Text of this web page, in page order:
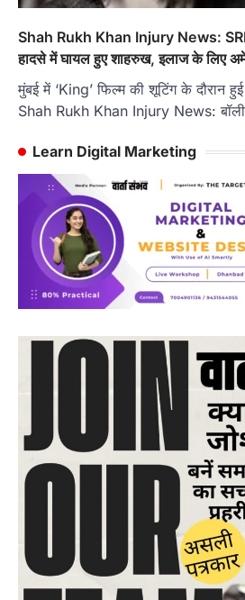
Shah Rukh Khan Injury News:
हादसे में घायल हुए शाहरुख, इलाज के लिए
मुंबई में ‘King’ फिल्म की शूटिंग के दौरान हुई
Shah Rukh Khan Injury News:
Learn Digital Marketing